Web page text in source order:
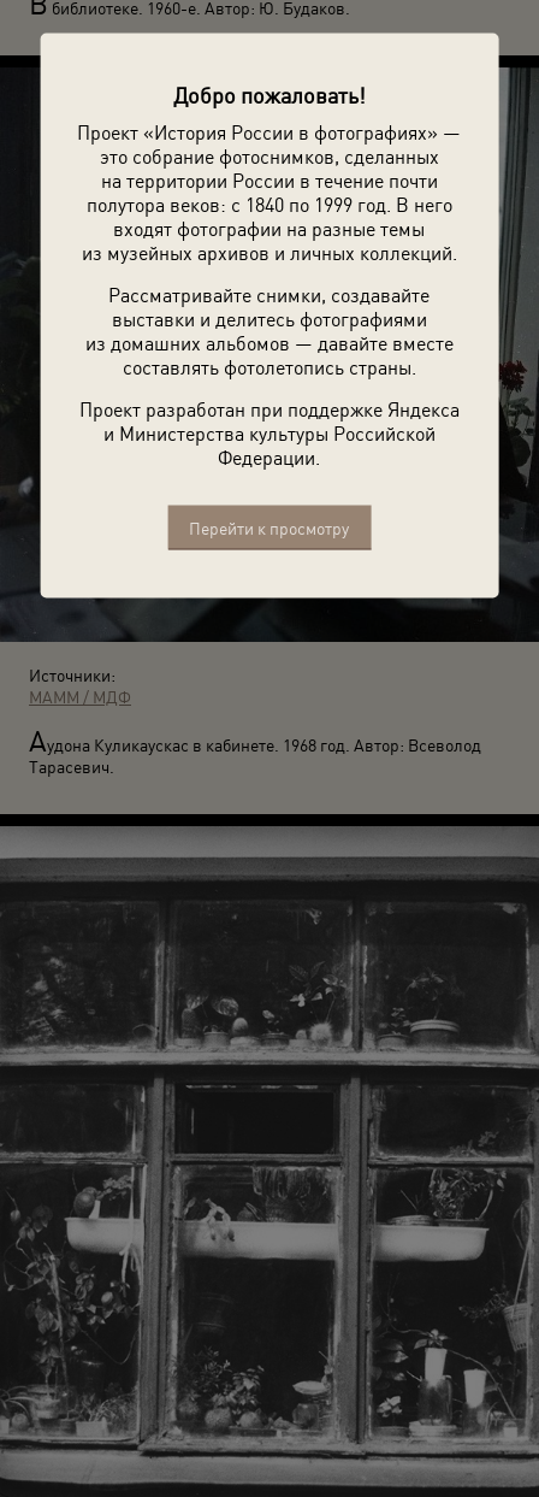
Добро пожаловать!
Проект «История России в фотографиях» —
это собрание фотоснимков, сделанных
на территории России в течение почти
полутора веков: с 1840 по 1999 год. В него
входят фотографии на разные темы
из музейных архивов и личных коллекций.
Рассматривайте снимки, создавайте
выставки и делитесь фотографиями
из домашних альбомов — давайте вместе
составлять фотолетопись страны.
Проект разработан при поддержке Яндекса
и Министерства культуры Российской
Федерации.
Перейти к просмотру
библиотеке. 1960-е. Автор: Ю. Будаков.
Источники:
МАММ / МДФ
Аудона Куликаускас в кабинете. 1968 год. Автор: Всеволод
Тарасевич.